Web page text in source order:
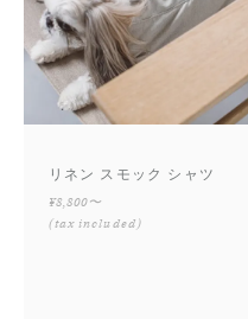
リネン スモック シャツ
¥8,800〜
(tax included)